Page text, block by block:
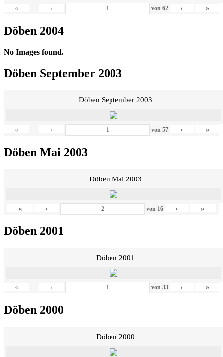
« ‹ von 62 › »
Döben 2004
No Images found.
Döben September 2003
Döben September 2003
« ‹ von 57 › »
Döben Mai 2003
Döben Mai 2003
« ‹ von 16 › »
Döben 2001
Döben 2001
« ‹ von 33 › »
Döben 2000
Döben 2000